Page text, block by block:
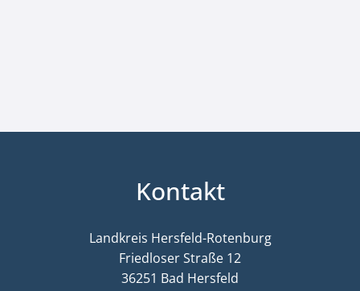
Kontakt
Landkreis Hersfeld-Rotenburg
Friedloser Straße 12
36251 Bad Hersfeld